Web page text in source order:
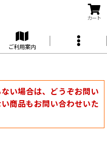
カート
ご利用案内
い場合は、どうぞお問い
商品もお問い合わせいた